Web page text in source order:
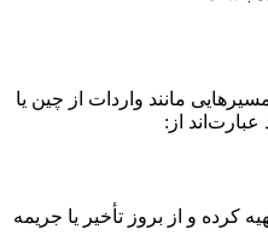
مانند واردات از چین یا
از:
و از بروز تأخیر یا جریمه